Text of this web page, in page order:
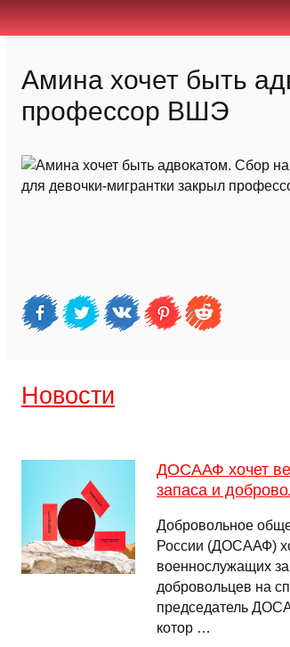
Амина хочет быть
профессор ВШЭ
Новости
ДОСААФ хочет
запаса и
Добровольное
России (ДОСААФ)
военнослужащих
добровольцев на
председатель
котор …